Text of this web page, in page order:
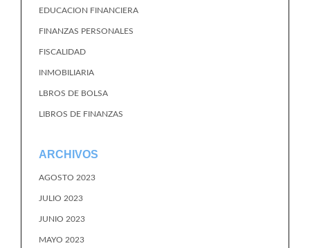
EDUCACION FINANCIERA
FINANZAS PERSONALES
FISCALIDAD
INMOBILIARIA
LBROS DE BOLSA
LIBROS DE FINANZAS
ARCHIVOS
AGOSTO 2023
JULIO 2023
JUNIO 2023
MAYO 2023